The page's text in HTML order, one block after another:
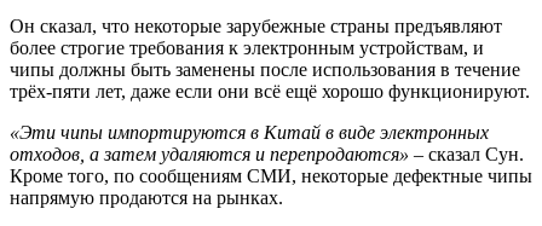
Он сказал, что некоторые зарубежные страны предъявляют
более строгие требования к электронным устройствам, и
чипы должны быть заменены после использования в течение
трёх-пяти лет, даже если они всё ещё хорошо функционируют.
«Эти чипы импортируются в Китай в виде электронных
отходов, а затем удаляются и перепродаются» – сказал Сун.
Кроме того, по сообщениям СМИ, некоторые дефектные чипы
напрямую продаются на рынках.